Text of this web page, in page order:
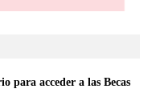
para acceder a las Becas